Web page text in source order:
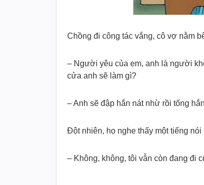
Chồng đi công tác vắng, cô vợ nằm
– Người yêu của em, anh là người
cửa anh sẽ làm gì?
– Anh sẽ đập hắn nát nhừ rồi tống
Đột nhiên, họ nghe thấy một tiếng
– Không, không, tôi vẫn còn đang đi